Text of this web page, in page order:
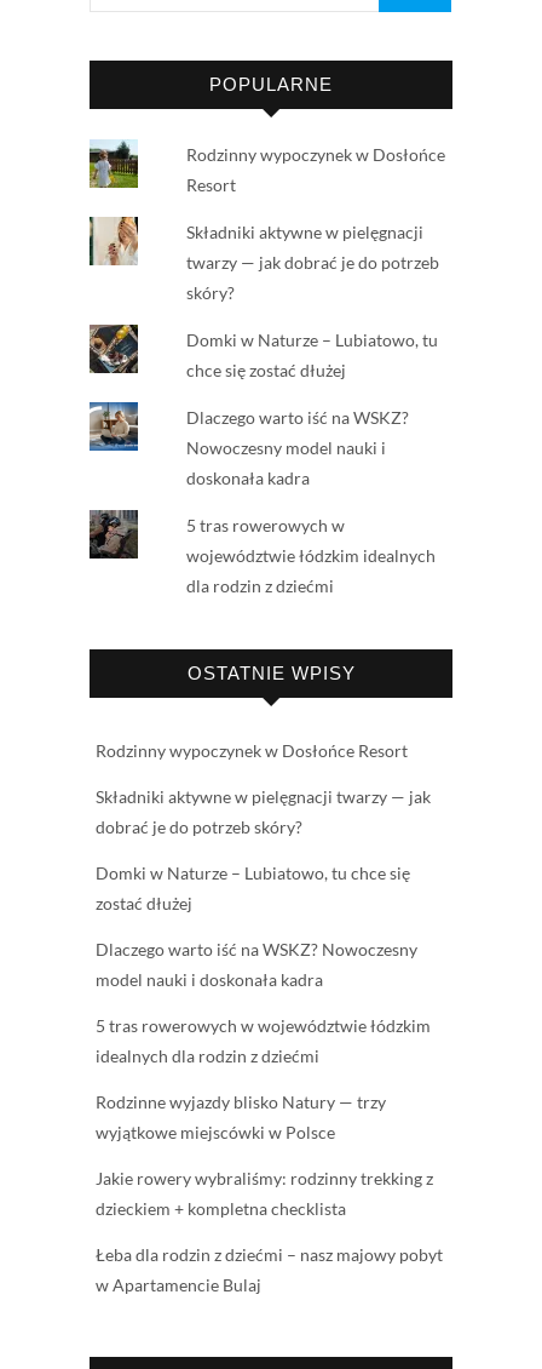
POPULARNE
Rodzinny wypoczynek w Dosłońce
Resort
Składniki aktywne w pielęgnacji
twarzy — jak dobrać je do potrzeb
skóry?
Domki w Naturze – Lubiatowo, tu
chce się zostać dłużej
Dlaczego warto iść na WSKZ?
Nowoczesny model nauki i
doskonała kadra
5 tras rowerowych w
województwie łódzkim idealnych
dla rodzin z dziećmi
OSTATNIE WPISY
Rodzinny wypoczynek w Dosłońce Resort
Składniki aktywne w pielęgnacji twarzy — jak
dobrać je do potrzeb skóry?
Domki w Naturze – Lubiatowo, tu chce się
zostać dłużej
Dlaczego warto iść na WSKZ? Nowoczesny
model nauki i doskonała kadra
5 tras rowerowych w województwie łódzkim
idealnych dla rodzin z dziećmi
Rodzinne wyjazdy blisko Natury — trzy
wyjątkowe miejscówki w Polsce
Jakie rowery wybraliśmy: rodzinny trekking z
dzieckiem + kompletna checklista
Łeba dla rodzin z dziećmi – nasz majowy pobyt
w Apartamencie Bulaj